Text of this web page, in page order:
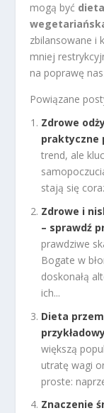
mogą być
zbilansowane i
mniej
na poprawę
Powiązane
Zdrowe
praktyczne
trend, ale
stają się
Zdrowe i
– sprawdź
prawdziwe
Bogate w
doskonałą
ich...
Dieta
większą
utratę wagi
proste:
Znaczenie